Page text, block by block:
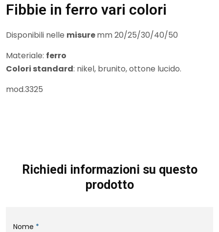
Fibbie in ferro vari colori
Disponibili nelle misuremm 20/25/30/40/50
Materiale: ferro
Colori standard: nikel, brunito, ottone lucido.
mod.3325
Richiedi informazioni su questo
prodotto
Nome *